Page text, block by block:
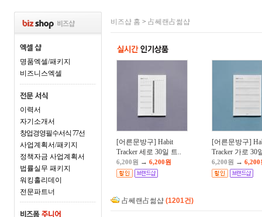
명품엑셀/패키지
비즈니스엑셀
이력서
자기소개서
창업경영필수서식 77선
사업계획서/패키지
정책자금 사업계획서
법률실무 패키지
워킹홀리데이
전문파트너
비즈샵 홈 > 占쎄랜占썲샵
[어른문방구] Habit
Tracker 세로 30일 트..
6,200원 → 6,200원
[어른문방구]
Tracker 가로 30
6,200원 → 6,200
占쎄랜占썲샵 (1201건)